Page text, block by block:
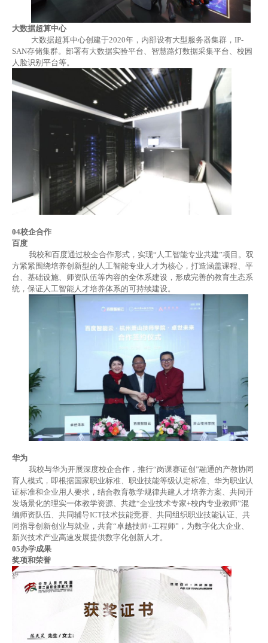
大数据超算中心
大数据超算中心创建于2020年，内部设有大型服务器集群，IP-
SAN存储集群。部署有大数据实验平台、智慧路灯数据采集平台、校园
人脸识别平台等。
04校企合作
百度
我校和百度通过校企合作形式，实现“ 人工智能专业共建”项目。双
方紧紧围绕培养创新型的人工智能专业人才为核心，打造涵盖课程、平
台、基础设施、师资队伍等内容的全体系建设，形成完善的教育生态系
统，保证人工智能人才培养体系的可持续建设。
华为
我校与华为开展深度校企合作，推行“岗课赛证创”融通的产教协同
育人模式，即根据国家职业标准、职业技能等级认定标准、华为职业认
证标准和企业用人要求，结合教育教学规律共建人才培养方案、共同开
发场景化的理实一体教学资源、共建“企业技术专家+校内专业教师”混
编师资队伍、共同辅导ICT技术技能竞赛、共同组织职业技能认证、共
同指导创新创业与就业，共育“卓越技师+工程师”，为数字化大企业、
新兴技术产业高速发展提供数字化创新人才。
05办学成果
奖项和荣誉